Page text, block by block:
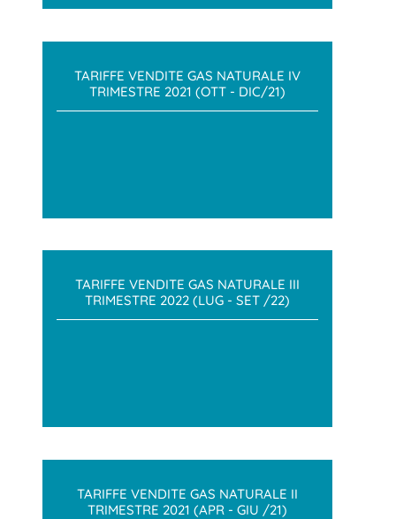
TARIFFE VENDITE GAS NATURALE IV
TRIMESTRE 2021 (OTT - DIC/21)
TARIFFE VENDITE GAS NATURALE III
TRIMESTRE 2022 (LUG - SET /22)
TARIFFE VENDITE GAS NATURALE II
TRIMESTRE 2021 (APR - GIU /21)